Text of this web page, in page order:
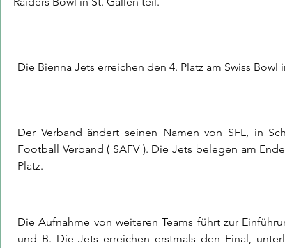
Die Bienna Jets erreichen den 4. Platz am Swiss Bowl
Der Verband ändert seinen Namen von SFL, in
Football Verband ( SAFV ). Die Jets belegen am
Platz.
Die Aufnahme von weiteren Teams führt zur
und B. Die Jets erreichen erstmals den Final,